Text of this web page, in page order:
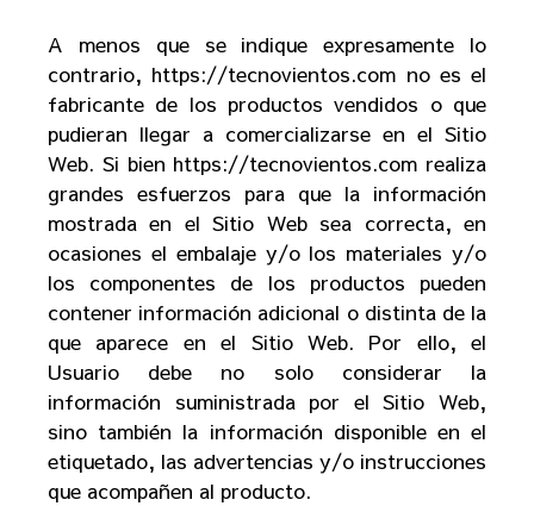
A menos que se indique expresamente lo
contrario, https://tecnovientos.com no es el
fabricante de los productos vendidos o que
pudieran llegar a comercializarse en el Sitio
Web. Si bien https://tecnovientos.com realiza
grandes esfuerzos para que la información
mostrada en el Sitio Web sea correcta, en
ocasiones el embalaje y/o los materiales y/o
los componentes de los productos pueden
contener información adicional o distinta de la
que aparece en el Sitio Web. Por ello, el
Usuario debe no solo considerar la
información suministrada por el Sitio Web,
sino también la información disponible en el
etiquetado, las advertencias y/o instrucciones
que acompañen al producto.